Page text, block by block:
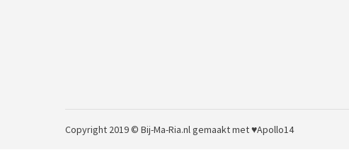
Copyright 2019 © Bij-Ma-Ria.nlgemaakt met ♥Apollo14